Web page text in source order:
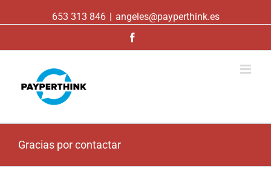
653 313 846 | angeles@payperthink.es
Gracias por contactar